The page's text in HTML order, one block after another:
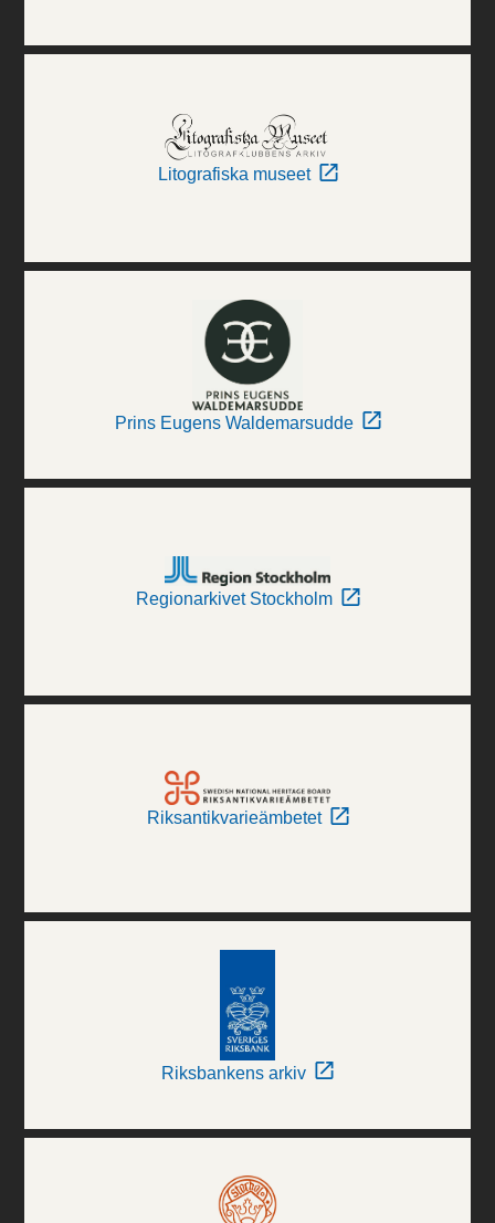
Litografiska museet
Prins Eugens Waldemarsudde
Regionarkivet Stockholm
Riksantikvarieämbetet
Riksbankens arkiv